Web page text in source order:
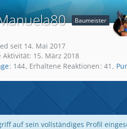
Baumeister
seit 14. Mai 2017
Aktivität: 15. März 2018
144 Erhaltene Reaktionen 41
auf sein vollständiges Profil